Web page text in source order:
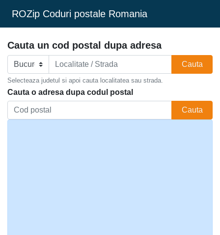
ROZip Coduri postale Romania
Cauta un cod postal dupa adresa
Cauta
Selecteaza judetul si apoi cauta localitatea sau strada.
Cauta o adresa dupa codul postal
Cauta